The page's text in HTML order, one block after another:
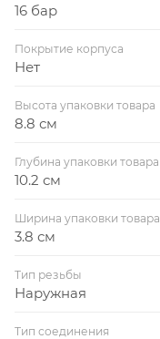
16 бар
Покрытие корпуса
Нет
Высота упаковки товара
8.8 см
Глубина упаковки товара
10.2 см
Ширина упаковки товара
3.8 см
Тип резьбы
Наружная
Тип соединения